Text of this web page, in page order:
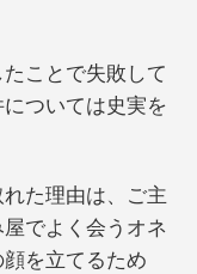
ことで失敗して
ついては史実を
た理由は、ご主
でよく会うオネ
を立てるため